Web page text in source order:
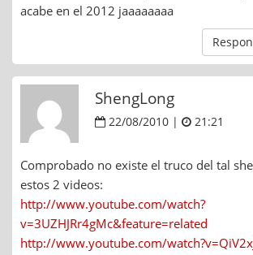
acabe en el 2012 jaaaaaaaa
ShengLong
22/08/2010 | 21:21
Comprobado no existe el truco del tal
estos 2 videos:
http://www.youtube.com/watch?
v=3UZHJRr4gMc&feature=related
http://www.youtube.com/